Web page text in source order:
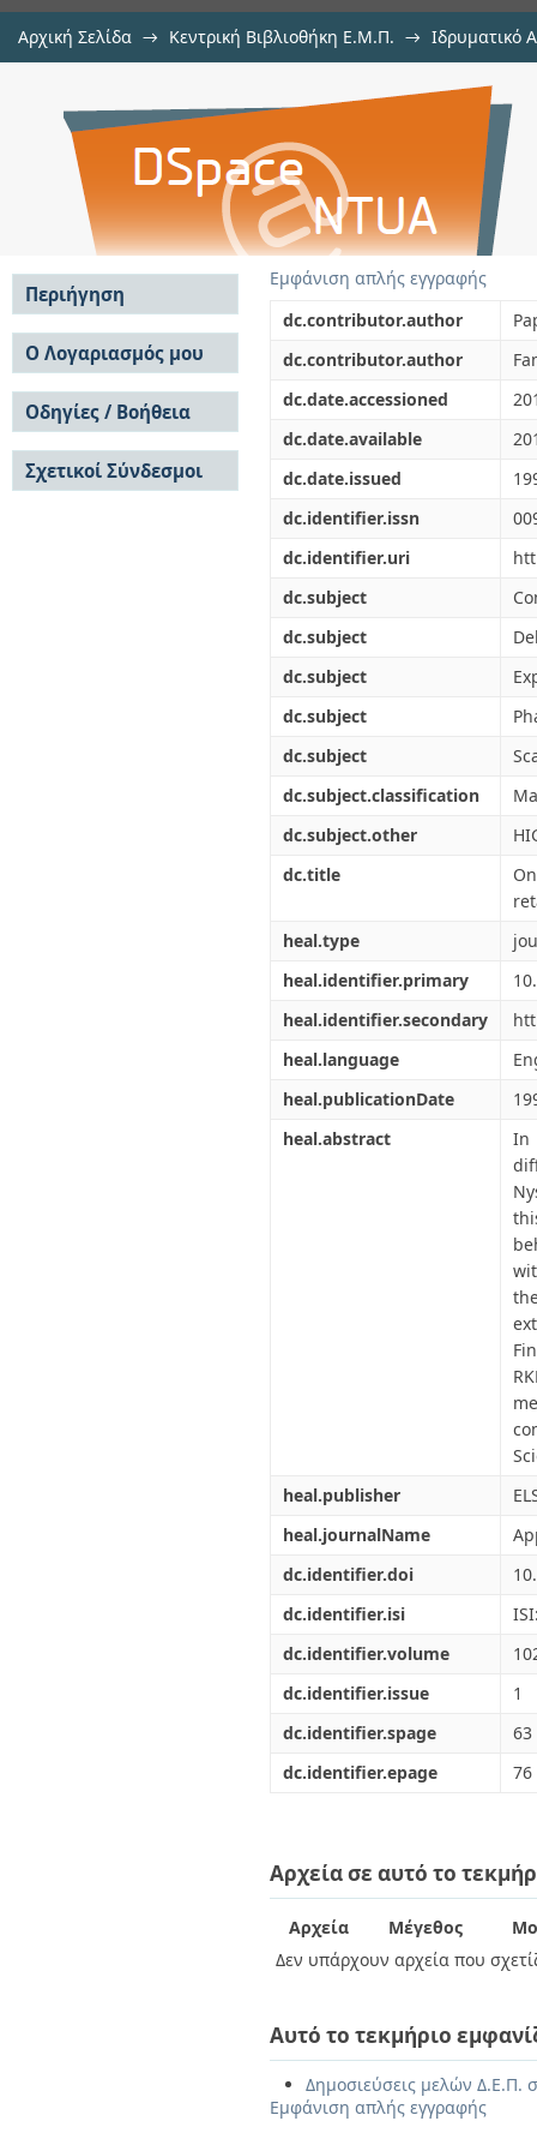
Αρχική Σελίδα → Κεντρική Βιβλιοθήκη Ε.Μ.Π. → Ιδρυματικό
On using explicit Runge-
retarded differential equations
Εμφάνιση απλής εγγραφής
dc.contributor.author
dc.contributor.author
dc.date.accessioned
dc.date.available
dc.date.issued
dc.identifier.issn
dc.identifier.uri
dc.subject
dc.subject
dc.subject
dc.subject
dc.subject
dc.subject.classification
dc.subject.other
dc.title
heal.type
heal.identifier.primary
heal.identifier.secondary
heal.language
heal.publicationDate
heal.abstract
In
heal.publisher
heal.journalName
dc.identifier.doi
dc.identifier.isi
dc.identifier.volume
dc.identifier.issue
1
dc.identifier.spage
63
dc.identifier.epage
76
Αρχεία σε αυτό το
Αρχεία Μέγεθος
Δεν υπάρχουν αρχεία που
Αυτό το τεκμήριο
Δημοσιεύσεις μελών Δ.Ε.Π.
Εμφάνιση απλής εγγραφής
Περιήγηση
Σε όλο το DSpace
Κοινότητες & Συλλογές
Ανά Ημερομηνία
Έκδοσης
Συγγραφείς
Τίτλοι
Θέματα
Ο Λογαριασμός μου
Σύνδεση
Εγγραφή
Οδηγίες / Βοήθεια
Οδηγίες Υποβολής
Οδηγίες Χρήσης ΙΑ
Συχνές Ερωτήσεις
Σχετικοί Σύνδεσμοι